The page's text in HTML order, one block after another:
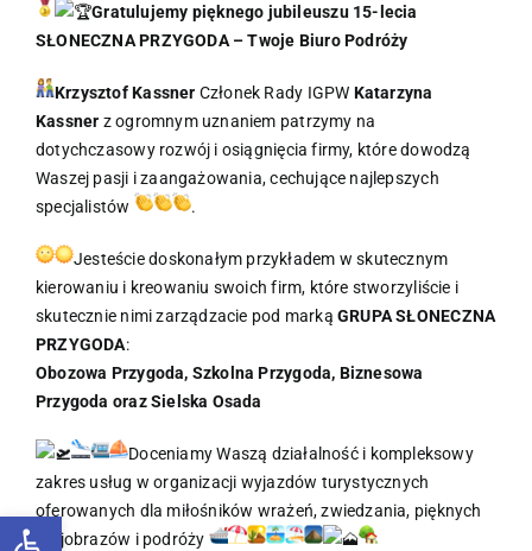
Otwórz pasek narzędzi
Gratulujemy pięknego jubileuszu 15-lecia
SŁONECZNA PRZYGODA – Twoje Biuro Podróży
Krzysztof Kassner Członek Rady IGPW Katarzyna
Kassner z ogromnym uznaniem patrzymy na
dotychczasowy rozwój i osiągnięcia firmy, które dowodzą
Waszej pasji i zaangażowania, cechujące najlepszych
specjalistów
.
Jesteście doskonałym przykładem w skutecznym
kierowaniu i kreowaniu swoich firm, które stworzyliście i
skutecznie nimi zarządzacie pod marką GRUPA SŁONECZNA
PRZYGODA:
Obozowa Przygoda, Szkolna Przygoda, Biznesowa
Przygoda oraz Sielska Osada
Doceniamy Waszą działalność i kompleksowy
zakres usług w organizacji wyjazdów turystycznych
oferowanych dla miłośników wrażeń, zwiedzania, pięknych
krajobrazów i podróży